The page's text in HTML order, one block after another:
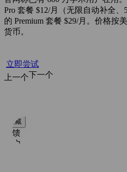
Pro 套餐 $12/月（无限自动补全
的 Premium 套餐 $29/月。价格按
货币。
立即尝试
上一个下一个
收藏
反馈
账户